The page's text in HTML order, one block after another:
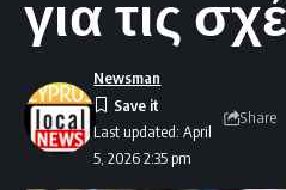
για τις
Last updated: April
5, 2026 2:35 pm
Newsman
Share